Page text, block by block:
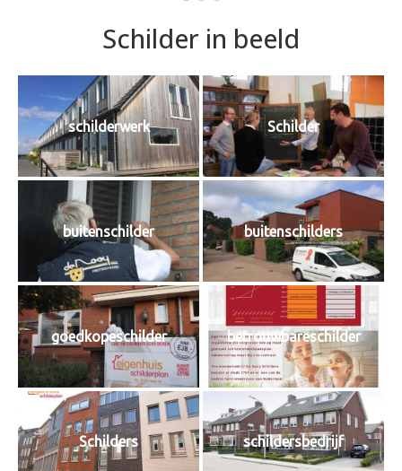
Schilder in beeld
schilderwerk Schilder
buitenschilder buitenschilders
goedkopeschilder betrouwbareschilder
Schilders schildersbedrijf